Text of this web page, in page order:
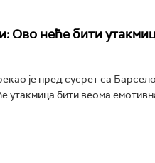
Ово неће бити
је пред сусрет са
бити веома